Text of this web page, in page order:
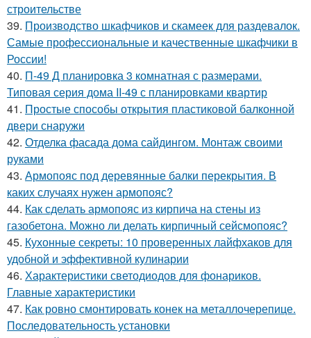
строительстве
39. Производство шкафчиков и скамеек для раздевалок.
Самые профессиональные и качественные шкафчики в
России!
40. П-49 Д планировка 3 комнатная с размерами.
Типовая серия дома II-49 с планировками квартир
41. Простые способы открытия пластиковой балконной
двери снаружи
42. Отделка фасада дома сайдингом. Монтаж своими
руками
43. Армопояс под деревянные балки перекрытия. В
каких случаях нужен армопояс?
44. Как сделать армопояс из кирпича на стены из
газобетона. Можно ли делать кирпичный сейсмопояс?
45. Кухонные секреты: 10 проверенных лайфхаков для
удобной и эффективной кулинарии
46. Характеристики светодиодов для фонариков.
Главные характеристики
47. Как ровно смонтировать конек на металлочерепице.
Последовательность установки